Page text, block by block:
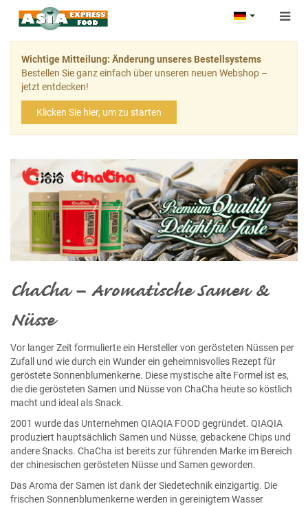
Wichtige Mitteilung: Änderung unseres Bestellsystems
Bestellen Sie ganz einfach über unseren neuen Webshop –
jetzt entdecken!
Klicken Sie hier, um zu starten
ChaCha – Aromatische Samen &
Nüsse
Vor langer Zeit formulierte ein Hersteller von gerösteten Nüssen per
Zufall und wie durch ein Wunder ein geheimnisvolles Rezept für
geröstete Sonnenblumenkerne. Diese mystische alte Formel ist es,
die die gerösteten Samen und Nüsse von ChaCha heute so köstlich
macht und ideal als Snack.
2001 wurde das Unternehmen QIAQIA FOOD gegründet. QIAQIA
produziert hauptsächlich Samen und Nüsse, gebackene Chips und
andere Snacks. ChaCha ist bereits zur führenden Marke im Bereich
der chinesischen gerösteten Nüsse und Samen geworden.
Das Aroma der Samen ist dank der Siedetechnik einzigartig. Die
frischen Sonnenblumenkerne werden in gereinigtem Wasser